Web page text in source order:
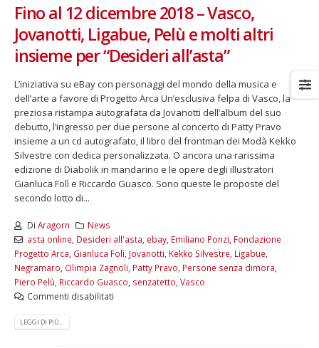
Fino al 12 dicembre 2018 – Vasco,
Jovanotti, Ligabue, Pelù e molti altri
insieme per “Desideri all’asta”
L’iniziativa su eBay con personaggi del mondo della musica e
dell’arte a favore di Progetto Arca Un’esclusiva felpa di Vasco, la
preziosa ristampa autografata da Jovanotti dell’album del suo
debutto, l’ingresso per due persone al concerto di Patty Pravo
insieme a un cd autografato, il libro del frontman dei Modà Kekko
Silvestre con dedica personalizzata. O ancora una rarissima
edizione di Diabolik in mandarino e le opere degli illustratori
Gianluca Folì e Riccardo Guasco. Sono queste le proposte del
secondo lotto di...
Di Aragorn
News
asta online Desideri all'asta ebay, Emiliano Ponzi Fondazione
Progetto Arca Gianluca Folì Jovanotti Kekko Silvestre Ligabue
Negramaro Olimpia Zagnoli Patty Pravo Persone senza dimora
Piero Pelù Riccardo Guasco senzatetto Vasco
Commenti disabilitati
LEGGI DI PIÙ...